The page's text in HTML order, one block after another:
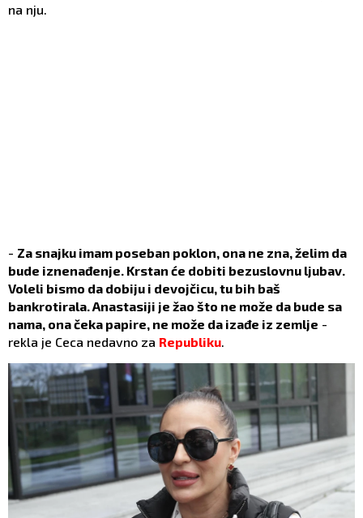
na nju.
- Za snajku imam poseban poklon, ona ne zna, želim da
bude iznenađenje. Krstan će dobiti bezuslovnu ljubav.
Voleli bismo da dobiju i devojčicu, tu bih baš
bankrotirala. Anastasiji je žao što ne može da bude sa
nama, ona čeka papire, ne može da izađe iz zemlje -
rekla je Ceca nedavno za Republiku.